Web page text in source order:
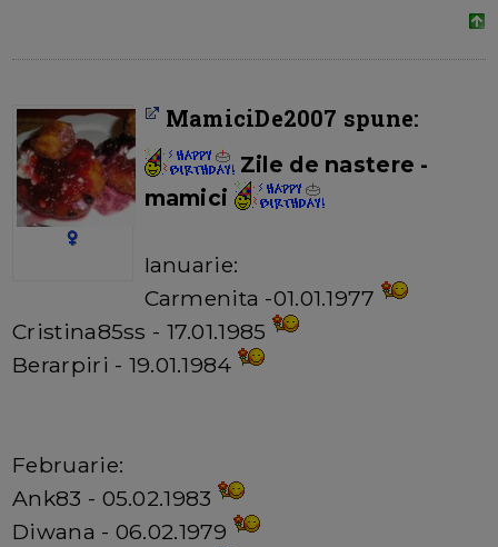
MamiciDe2007 spune:
Zile de nastere -
mamici
Ianuarie:
Carmenita -01.01.1977
Cristina85ss - 17.01.1985
Berarpiri - 19.01.1984
Februarie:
Ank83 - 05.02.1983
Diwana - 06.02.1979